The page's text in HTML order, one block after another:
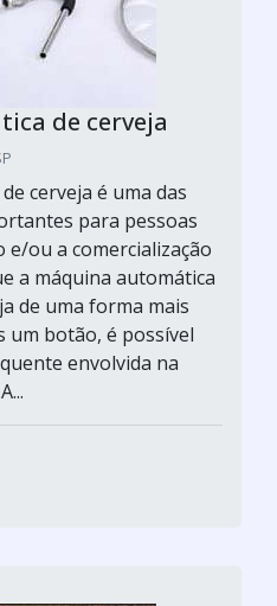
de cerveja
cerveja é uma das
para pessoas
e/ou a comercialização
a máquina automática
de uma forma mais
um botão, é possível
envolvida na